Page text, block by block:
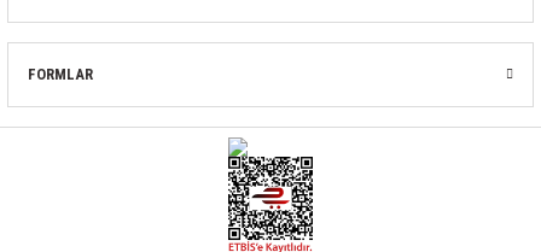
FORMLAR